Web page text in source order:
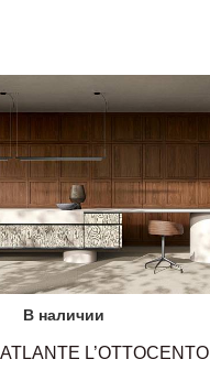
В наличии
L’OTTOCENTO